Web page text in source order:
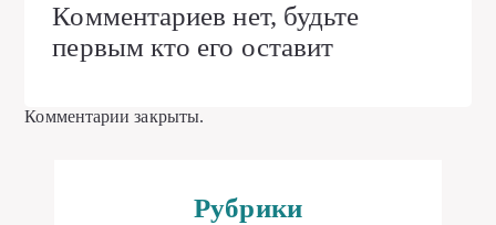
Комментариев нет, будьте
первым кто его оставит
Комментарии закрыты.
Рубрики